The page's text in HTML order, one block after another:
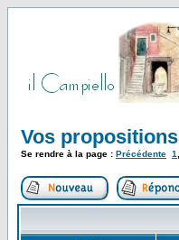
Vos propositions
Se rendre à la page : Précédente 1